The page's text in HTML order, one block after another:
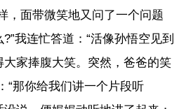
，面带微笑地又问了一个问题
我连忙答道：“活像孙悟空见到
大家捧腹大笑。突然，爸爸的笑
“那你给我们讲一个片段听